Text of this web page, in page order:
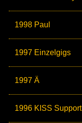
1998 Paul
1997 Einzelgigs
1997 Ä
1996 KISS Support